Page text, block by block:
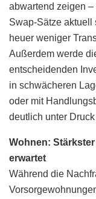
abwartend zeigen
Swap-Sätze aktuell
heuer weniger
Außerdem werde
entscheidenden
in schwächeren
oder mit
deutlich unter
Wohnen:
erwartet
Während die